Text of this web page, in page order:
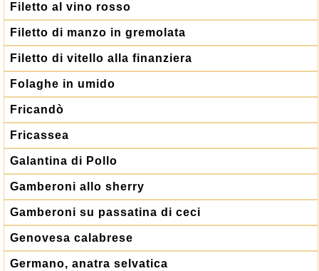
Filetto al vino rosso
Filetto di manzo in gremolata
Filetto di vitello alla finanziera
Folaghe in umido
Fricandò
Fricassea
Galantina di Pollo
Gamberoni allo sherry
Gamberoni su passatina di ceci
Genovesa calabrese
Germano, anatra selvatica